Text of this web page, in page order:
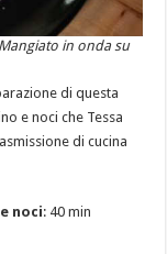
in onda su
di questa
e noci che Tessa
di cucina
noci: 40 min